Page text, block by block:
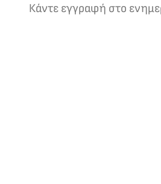
Κάντε εγγραφή στο